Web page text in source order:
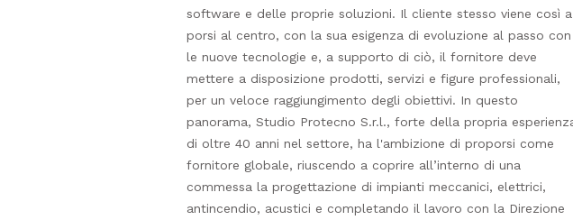
software e delle proprie soluzioni. Il cliente stesso viene così a
porsi al centro, con la sua esigenza di evoluzione al passo con
le nuove tecnologie e, a supporto di ciò, il fornitore deve
mettere a disposizione prodotti, servizi e figure professionali,
per un veloce raggiungimento degli obiettivi. In questo
panorama, Studio Protecno S.r.l., forte della propria
di oltre 40 anni nel settore, ha l'ambizione di proporsi come
fornitore globale, riuscendo a coprire all’interno di una
commessa la progettazione di impianti meccanici, elettrici,
antincendio, acustici e completando il lavoro con la Direzione